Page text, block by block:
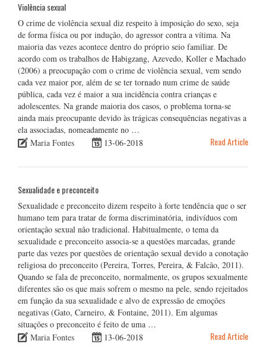
Violência sexual
O crime de violência sexual diz respeito à imposição do sexo, seja
de forma física ou por indução, do agressor contra a vítima. Na
maioria das vezes acontece dentro do próprio seio familiar. De
acordo com os trabalhos de Habigzang, Azevedo, Koller e Machado
(2006) a preocupação com o crime de violência sexual, vem sendo
cada vez maior por, além de se ter tornado num crime de saúde
pública, cada vez é maior a sua incidência contra crianças e
adolescentes. Na grande maioria dos casos, o problema torna-se
ainda mais preocupante devido às trágicas consequências negativas a
ela associadas, nomeadamente no …
Maria Fontes
13-06-2018 Read Article
Sexualidade e preconceito
Sexualidade e preconceito dizem respeito à forte tendência que o ser
humano tem para tratar de forma discriminatória, indivíduos com
orientação sexual não tradicional. Habitualmente, o tema da
sexualidade e preconceito associa-se a questões marcadas, grande
parte das vezes por questões de orientação sexual devido a conotação
religiosa do preconceito (Pereira, Torres, Pereira, & Falcão, 2011).
Quando se fala de preconceito, normalmente, os grupos sexualmente
diferentes são os que mais sofrem o mesmo na pele, sendo rejeitados
em função da sua sexualidade e alvo de expressão de emoções
negativas (Gato, Carneiro, & Fontaine, 2011). Em algumas
situações o preconceito é feito de uma …
Maria Fontes
13-06-2018 Read Article